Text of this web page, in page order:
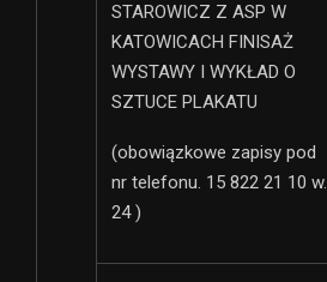
STAROWICZ Z ASP W
KATOWICACH FINISAŻ
WYSTAWY I WYKŁAD O
SZTUCE PLAKATU
(obowiązkowe zapisy pod
nr telefonu. 15 822 21 10 w.
24 )